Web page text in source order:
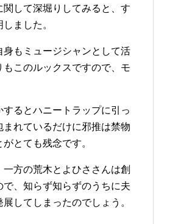
して深堀りしてみると、す
ました。
もミュージシャンとして活
このルックスですので、モ
るとハニートラップに引っ
れているだけに邪推は禁物
がとても残念です。
方の荒木とよひささんは創
、知らず知らずのうちに夫
してしまったのでしょう。